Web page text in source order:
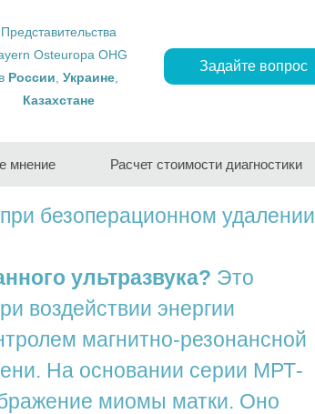
Представительства
Osteuropa OHG
в России ,Украине
Казахстане
Задайте вопрос
мнение Расчет стоимости диагностики
безоперационном удалении
ультразвука? Это
воздействии энергии
магнитно-резонансной
На основании серии МРТ-
миомы матки. Оно